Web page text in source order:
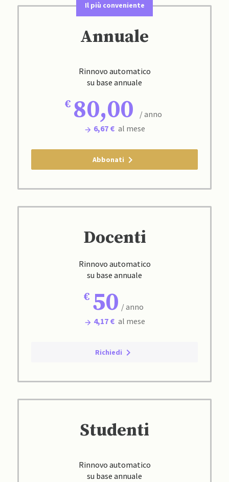
Il più conveniente
Annuale
Rinnovo automatico
su base annuale
80,00
/ anno
6,67 € al mese
Abbonati
Docenti
Rinnovo automatico
su base annuale
50 / anno
4,17 € al mese
Richiedi
Studenti
Rinnovo automatico
su base annuale